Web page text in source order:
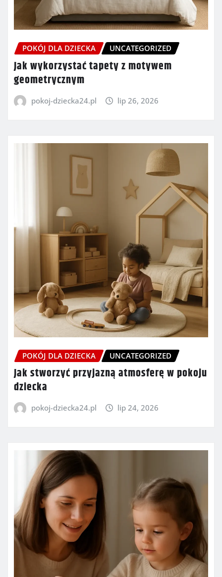
POKÓJ DLA DZIECKA UNCATEGORIZED
Jak wykorzystać tapety z motywem
geometrycznym
pokoj-dziecka24.pl lip 26, 2026
POKÓJ DLA DZIECKA UNCATEGORIZED
Jak stworzyć przyjazną atmosferę w pokoju
dziecka
pokoj-dziecka24.pl lip 24, 2026